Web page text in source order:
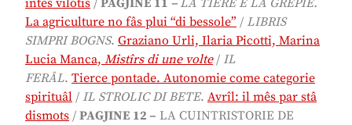
intes vilotis / PAGJINE 11 – LA TIERE E LA GREPIE.
La agriculture no fâs plui “di bessole” / LIBRIS
SIMPRI BOGNS. Graziano Urli, Ilaria Picotti, Marina
Lucia Manca, Mistîrs di une volte/ IL
FERÂL. Tierce pontade. Autonomie come categorie
spirituâl / IL STROLIC DI BETE. Avrîl: il mês par stâ
dismots / PAGJINE 12 – LA CUINTRISTORIE DE